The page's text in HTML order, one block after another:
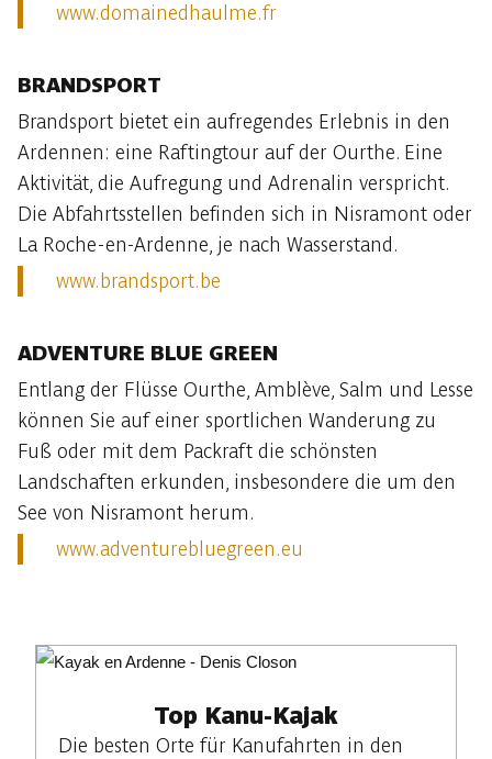
www.domainedhaulme.fr
BRANDSPORT
Brandsport bietet ein aufregendes Erlebnis in den
Ardennen: eine Raftingtour auf der Ourthe. Eine
Aktivität, die Aufregung und Adrenalin verspricht.
Die Abfahrtsstellen befinden sich in Nisramont oder
La Roche-en-Ardenne, je nach Wasserstand.
www.brandsport.be
ADVENTURE BLUE GREEN
Entlang der Flüsse Ourthe, Amblève, Salm und Lesse
können Sie auf einer sportlichen Wanderung zu
Fuß oder mit dem Packraft die schönsten
Landschaften erkunden, insbesondere die um den
See von Nisramont herum.
www.adventurebluegreen.eu
Top Kanu-Kajak
Die besten Orte für Kanufahrten in den